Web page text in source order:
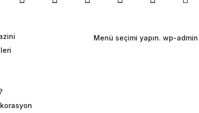
Menü seçimi yapın. wp-